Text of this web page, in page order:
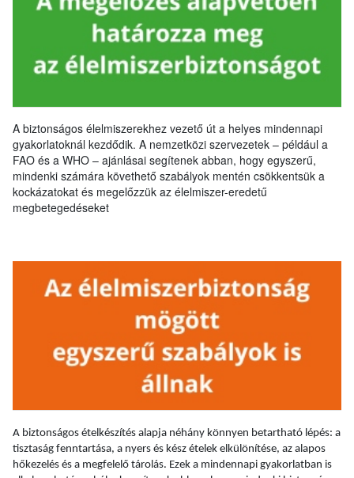
A biztonságos élelmiszerekhez vezető út a helyes mindennapi
gyakorlatoknál kezdődik. A nemzetközi szervezetek – például a
FAO és a WHO – ajánlásai segítenek abban, hogy egyszerű,
mindenki számára követhető szabályok mentén csökkentsük a
kockázatokat és megelőzzük az élelmiszer-eredetű
megbetegedéseket
A biztonságos ételkészítés alapja néhány könnyen betartható lépés: a
tisztaság fenntartása, a nyers és kész ételek elkülönítése, az alapos
hőkezelés és a megfelelő tárolás. Ezek a mindennapi gyakorlatban is